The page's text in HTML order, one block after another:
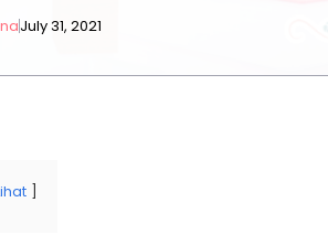
July 31, 2021